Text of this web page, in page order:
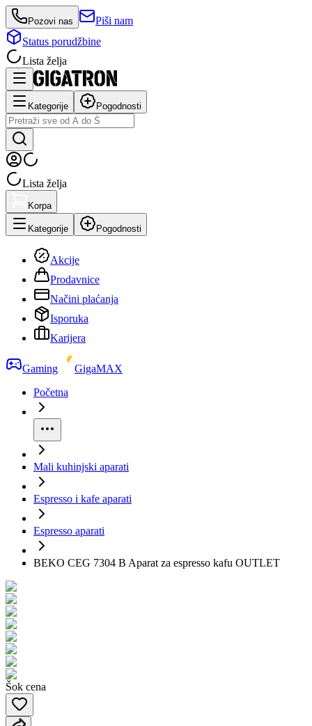
Pozovi nas
Piši nam
Status porudžbine
Lista želja
Kategorije Pogodnosti
Lista želja
Korpa
Kategorije Pogodnosti
Akcije
Prodavnice
Načini plaćanja
Isporuka
Karijera
Gaming
GigaMAX
Početna
Mali kuhinjski aparati
Espresso i kafe aparati
Espresso aparati
BEKO CEG 7304 B Aparat za espresso kafu OUTLET
Šok cena